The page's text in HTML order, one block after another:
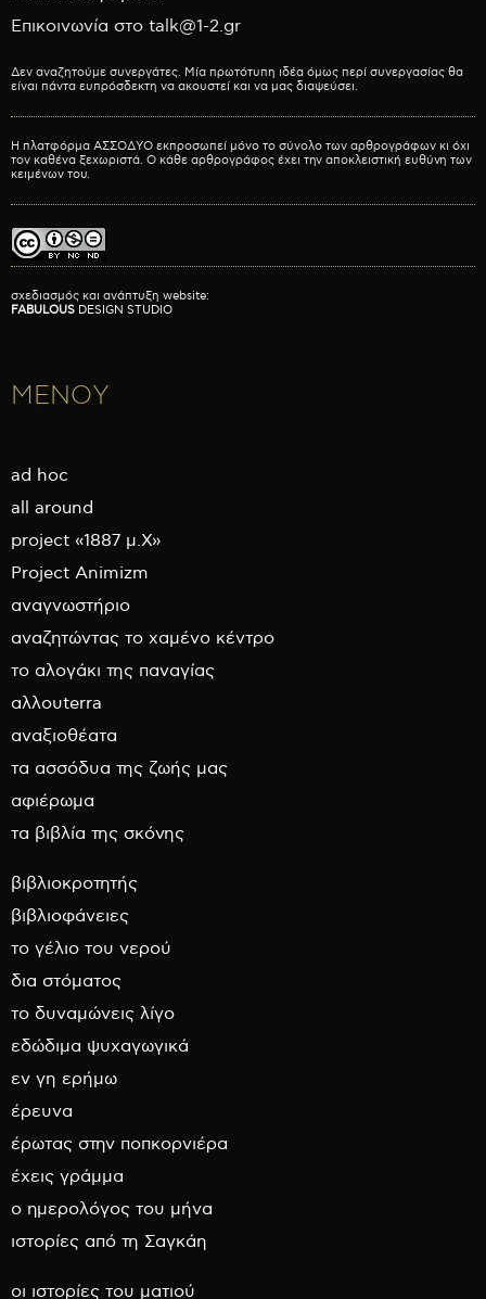
Επικοινωνία στο talk@1-2.gr
Δεν αναζητούμε συνεργάτες. Μία πρωτότυπη ιδέα όμως περί συνεργασίας θα
είναι πάντα ευπρόσδεκτη να ακουστεί και να μας διαψεύσει.
Η πλατφόρμα ΑΣΣΟΔΥΟ εκπροσωπεί μόνο το σύνολο των αρθρογράφων κι όχι
τον καθένα ξεχωριστά. Ο κάθε αρθρογράφος έχει την αποκλειστική ευθύνη των
κειμένων του.
σχεδιασμός και ανάπτυξη website:
FABULOUS DESIGN STUDIO
ΜΕΝΟΥ
ad hoc
all around
project «1887 μ.Χ»
Project Animizm
αναγνωστήριο
αναζητώντας το χαμένο κέντρο
το αλογάκι της παναγίας
αλλουterra
αναξιοθέατα
τα ασσόδυα της ζωής μας
αφιέρωμα
τα βιβλία της σκόνης
βιβλιοκροτητής
βιβλιοφάνειες
το γέλιο του νερού
δια στόματος
το δυναμώνεις λίγο
εδώδιμα ψυχαγωγικά
εν γη ερήμω
έρευνα
έρωτας στην ποπκορνιέρα
έχεις γράμμα
ο ημερολόγος του μήνα
ιστορίες από τη Σαγκάη
οι ιστορίες του ματιού